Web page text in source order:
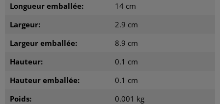
Longueur emballée:
14 cm
Largeur:
2.9 cm
Largeur emballée:
8.9 cm
Hauteur:
0.1 cm
Hauteur emballée:
0.1 cm
Poids:
0.001 kg